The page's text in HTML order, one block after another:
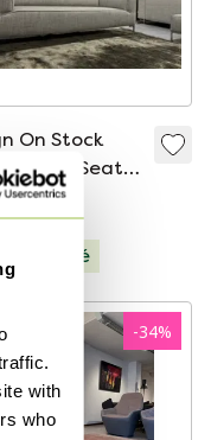
with
who
On Stock
Bench 3 Seater
Grey
€
-34%